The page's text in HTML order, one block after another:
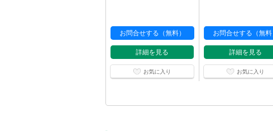
お問合せする（無料）
詳細を見る
お気に入り
お問合せする（無料
詳細を見る
お気に入り